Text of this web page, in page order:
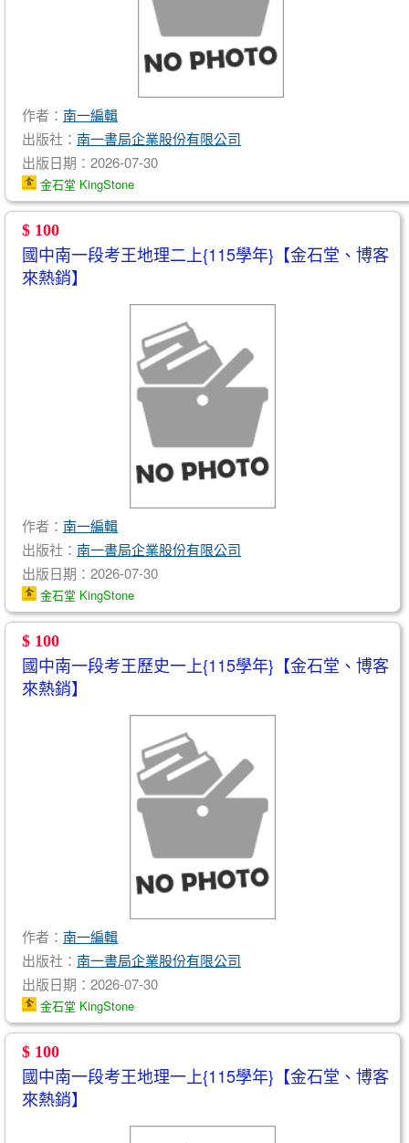
作者： 南一編輯
出版社： 南一書局企業股份有限公司
出版日期：2026-07-30
金石堂 KingStone
$ 100
國中南一段考王地理二上{115學年}【金石堂、博客
來熱銷】
作者： 南一編輯
出版社： 南一書局企業股份有限公司
出版日期：2026-07-30
金石堂 KingStone
$ 100
國中南一段考王歷史一上{115學年}【金石堂、博客
來熱銷】
作者： 南一編輯
出版社： 南一書局企業股份有限公司
出版日期：2026-07-30
金石堂 KingStone
$ 100
國中南一段考王地理一上{115學年}【金石堂、博客
來熱銷】